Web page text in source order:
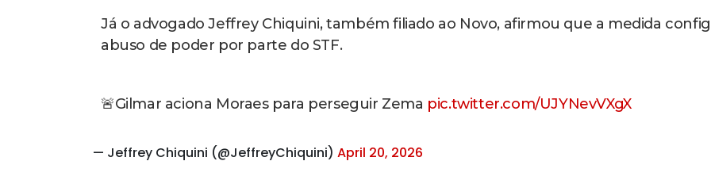
Já o advogado Jeffrey Chiquini, também filiado ao Novo, afirmou que a medida
abuso de poder por parte do STF.
🚨Gilmar aciona Moraes para perseguir Zema pic.twitter.com/UJYNevVXgX
— Jeffrey Chiquini (@JeffreyChiquini) April 20, 2026